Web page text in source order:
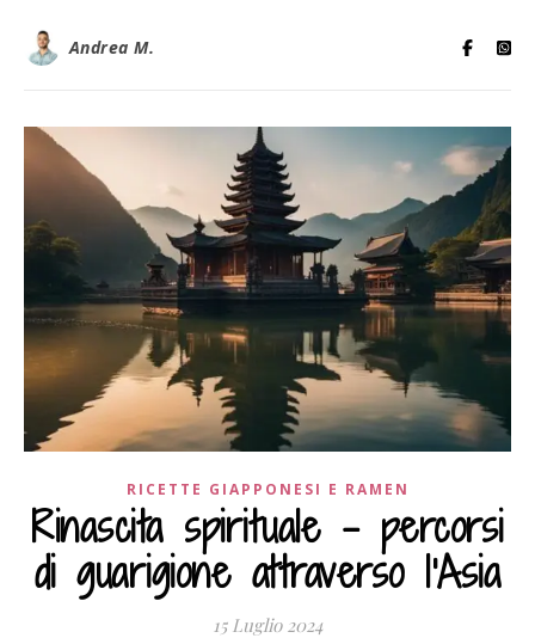
Andrea M.
RICETTE GIAPPONESI E RAMEN
Rinascita spirituale – percorsi
di guarigione attraverso l'Asia
15 Luglio 2024